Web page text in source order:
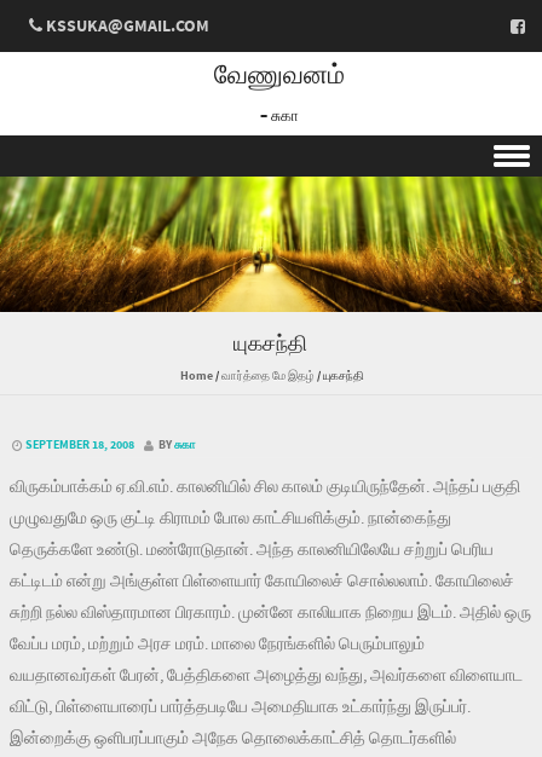
KSSUKA@GMAIL.COM
வேணுவனம்
– சுகா
Skip to content
யுகசந்தி
Home/வார்த்தை மே இதழ் /யுகசந்தி
SEPTEMBER 18, 2008 BYசுகா
விருகம்பாக்கம் ஏ.வி.எம். காலனியில் சில காலம் குடியிருந்தேன். அந்தப் பகுதி
முழுவதுமே ஒரு குட்டி கிராமம் போல காட்சியளிக்கும். நான்கைந்து
தெருக்களே உண்டு. மண்ரோடுதான். அந்த காலனியிலேயே சற்றுப் பெரிய
கட்டிடம் என்று அங்குள்ள பிள்ளையார் கோயிலைச் சொல்லலாம். கோயிலைச்
சுற்றி நல்ல விஸ்தாரமான பிரகாரம். முன்னே காலியாக நிறைய இடம். அதில் ஒரு
வேப்ப மரம், மற்றும் அரச மரம். மாலை நேரங்களில் பெரும்பாலும்
வயதானவர்கள் பேரன், பேத்திகளை அழைத்து வந்து, அவர்களை விளையாட
விட்டு, பிள்ளையாரைப் பார்த்தபடியே அமைதியாக உட்கார்ந்து இருப்பர்.
இன்றைக்கு ஒளிபரப்பாகும் அநேக தொலைக்காட்சித் தொடர்களில்